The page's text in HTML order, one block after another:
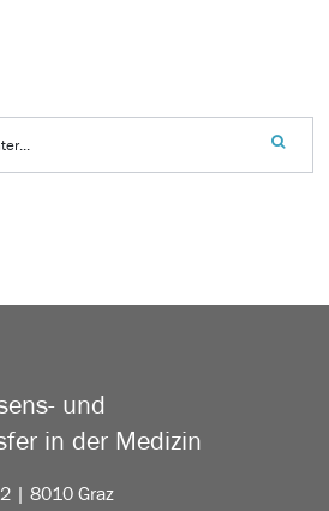
und
in der Medizin
| 8010 Graz